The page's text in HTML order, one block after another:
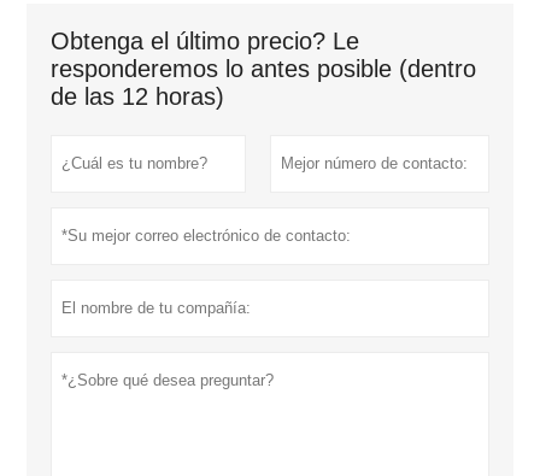
Obtenga el último precio? Le
responderemos lo antes posible (dentro
de las 12 horas)